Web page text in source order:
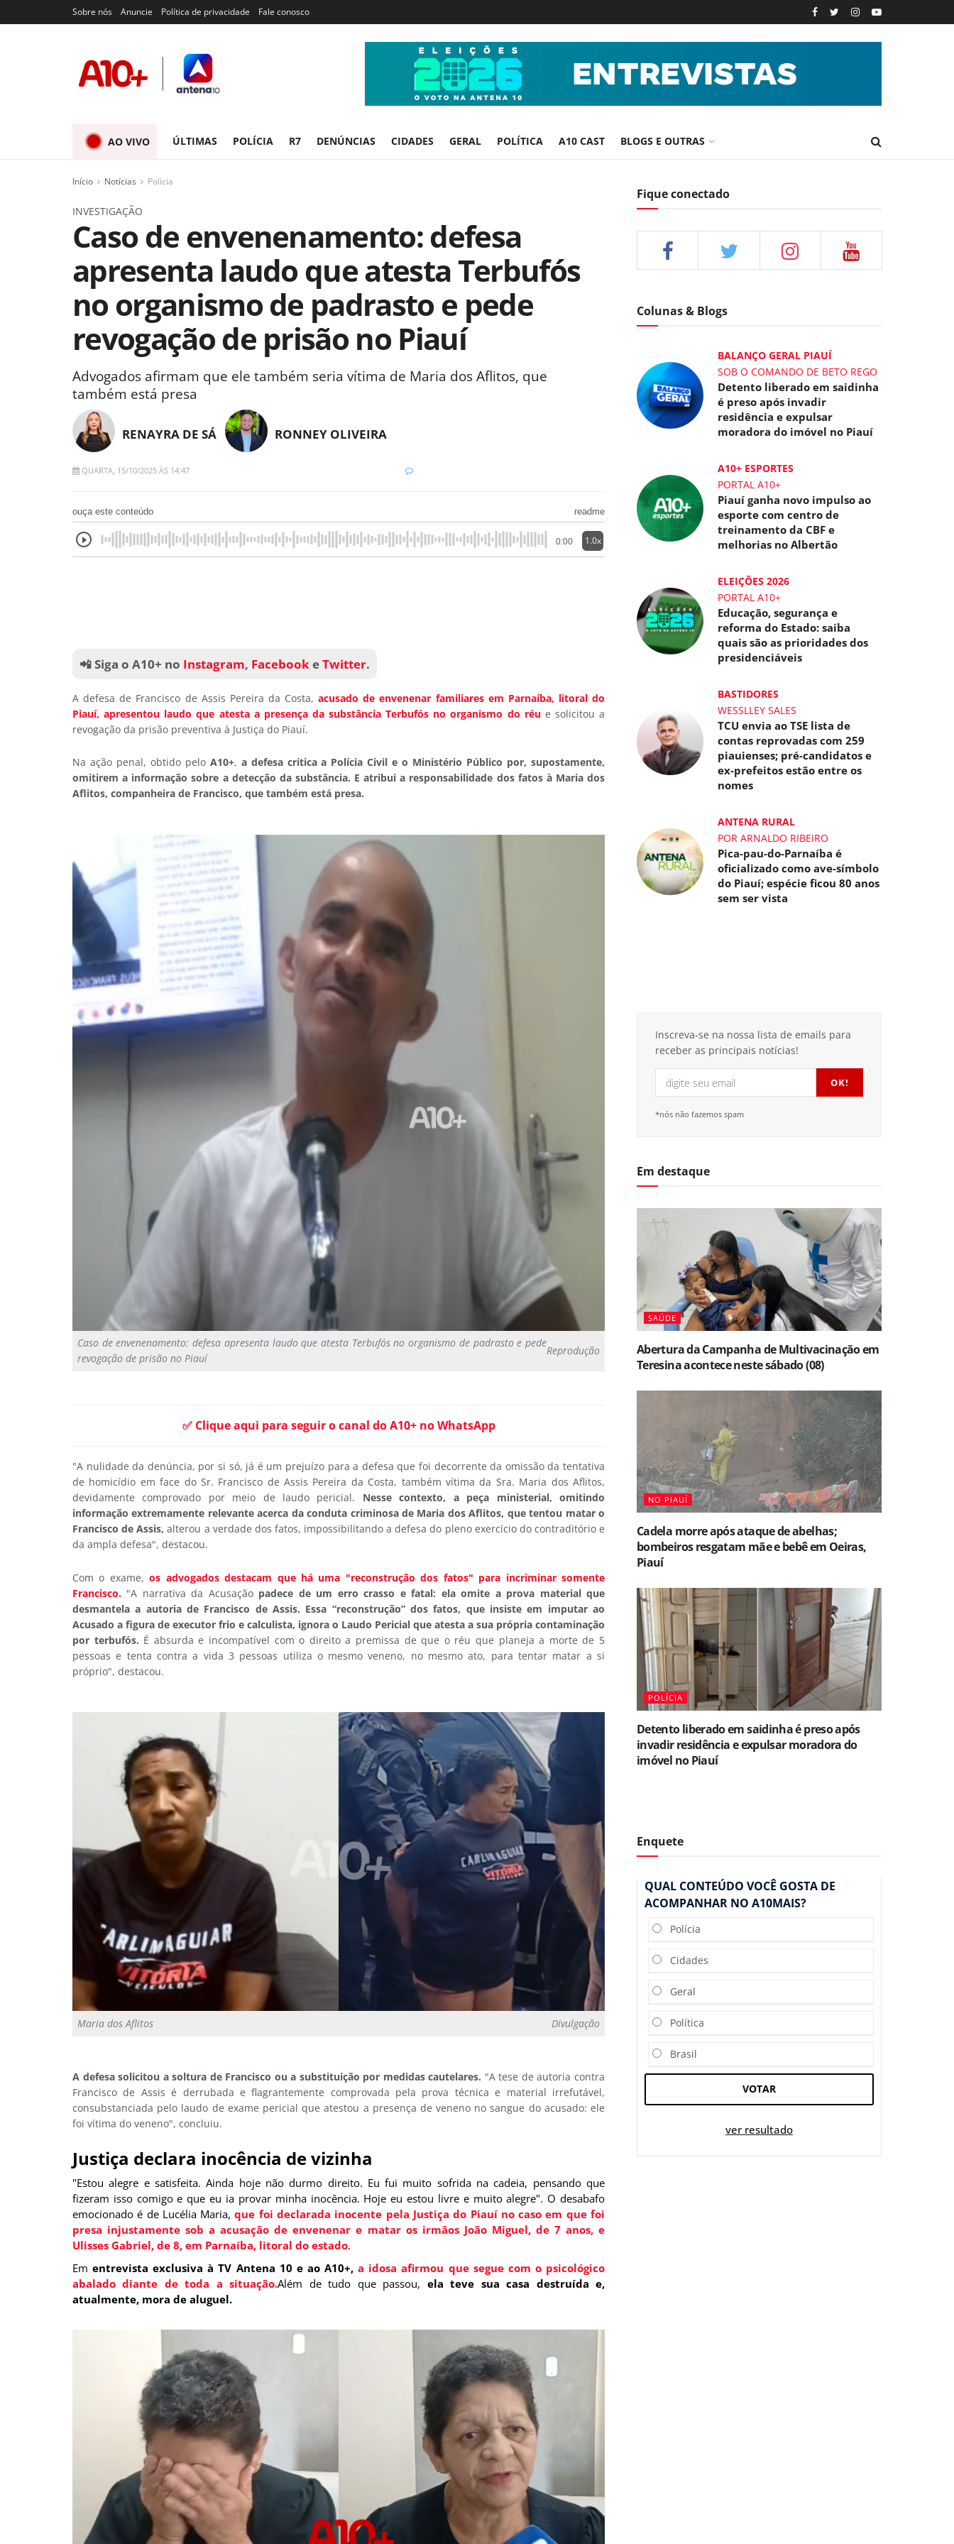
Sobre nós Anuncie Política de privacidade Fale conosco
AO VIVO ÚLTIMAS POLÍCIA R7 DENÚNCIAS CIDADES GERAL POLÍTICA A10 CAST BLOGS E OUTRAS
Início Notícias Polícia
INVESTIGAÇÃO
Caso de envenenamento: defesa
apresenta laudo que atesta Terbufós
no organismo de padrasto e pede
revogação de prisão no Piauí
Advogados afirmam que ele também seria vítima de Maria dos Aflitos, que
também está presa
RENAYRA DE SÁ RONNEY OLIVEIRA
QUARTA, 15/10/2025 ÀS 14:47
ouça este conteúdo readme
0:00 1.0x
📲 Siga o A10+ no Instagram, FacebookeTwitter.
A defesa de Francisco de Assis Pereira da Costa,acusado de envenenar familiares em Parnaíba, litoral do
Piauí, apresentou laudo que atesta a presença da substância Terbufós no organismo do réue solicitou a
revogação da prisão preventiva à Justiça do Piauí.
Na ação penal, obtido pelo A10+, a defesa critica a Polícia Civil e o Ministério Público por, supostamente,
omitirem a informação sobre a detecção da substância. E atribui a responsabilidade dos fatos à Maria dos
Aflitos, companheira de Francisco, que também está presa.
Caso de envenenamento: defesa apresenta laudo que atesta Terbufós no organismo de padrasto e pede
revogação de prisão no Piauí
Reprodução
✅ Clique aqui para seguir o canal do A10+ no WhatsApp
"A nulidade da denúncia, por si só, já é um prejuízo para a defesa que foi decorrente da omissão da tentativa
de homicídio em face do Sr. Francisco de Assis Pereira da Costa, também vítima da Sra. Maria dos Aflitos,
devidamente comprovado por meio de laudo pericial. Nesse contexto, a peça ministerial, omitindo
informação extremamente relevante acerca da conduta criminosa de Maria dos Aflitos, que tentou matar o
Francisco de Assis,alterou a verdade dos fatos, impossibilitando a defesa do pleno exercício do contraditório e
da ampla defesa", destacou.
Com o exame,os advogados destacam que há uma "reconstrução dos fatos" para incriminar somente
Francisco. "A narrativa da Acusação padece de um erro crasso e fatal: ela omite a prova material que
desmantela a autoria de Francisco de Assis. Essa “reconstrução” dos fatos, que insiste em imputar ao
Acusado a figura de executor frio e calculista, ignora o Laudo Pericial que atesta a sua própria contaminação
por terbufós. É absurda e incompatível com o direito a premissa de que o réu que planeja a morte de 5
pessoas e tenta contra a vida 3 pessoas utiliza o mesmo veneno, no mesmo ato, para tentar matar a si
próprio", destacou.
Maria dos Aflitos Divulgação
A defesa solicitou a soltura de Francisco ou a substituição por medidas cautelares. "A tese de autoria contra
Francisco de Assis é derrubada e flagrantemente comprovada pela prova técnica e material irrefutável,
consubstanciada pelo laudo de exame pericial que atestou a presença de veneno no sangue do acusado: ele
foi vítima do veneno", concluiu.
Justiça declara inocência de vizinha
"Estou alegre e satisfeita. Ainda hoje não durmo direito. Eu fui muito sofrida na cadeia, pensando que
fizeram isso comigo e que eu ia provar minha inocência. Hoje eu estou livre e muito alegre". O desabafo
emocionado é de Lucélia Maria,que foi declarada inocente pela Justiça do Piauí no caso em que foi
presa injustamente sob a acusação de envenenar e matar os irmãos João Miguel, de 7 anos, e
Ulisses Gabriel, de 8, em Parnaíba, litoral do estado.
Ementrevista exclusiva à TV Antena 10 e ao A10+,a idosa afirmou que segue com o psicológico
abalado diante de toda a situação.Além de tudo que passou, ela teve sua casa destruída e,
atualmente, mora de aluguel.
Fique conectado
Colunas & Blogs
BALANÇO GERAL PIAUÍ
SOB O COMANDO DE BETO REGO
Detento liberado em saidinha
é preso após invadir
residência e expulsar
moradora do imóvel no Piauí
A10+ ESPORTES
PORTAL A10+
Piauí ganha novo impulso ao
esporte com centro de
treinamento da CBF e
melhorias no Albertão
ELEIÇÕES 2026
PORTAL A10+
Educação, segurança e
reforma do Estado: saiba
quais são as prioridades dos
presidenciáveis
BASTIDORES
WESSLLEY SALES
TCU envia ao TSE lista de
contas reprovadas com 259
piauienses; pré-candidatos e
ex-prefeitos estão entre os
nomes
ANTENA RURAL
POR ARNALDO RIBEIRO
Pica-pau-do-Parnaíba é
oficializado como ave-símbolo
do Piauí; espécie ficou 80 anos
sem ser vista
Inscreva-se na nossa lista de emails para
receber as principais notícias!
*nós não fazemos spam
Em destaque
SAÚDE
Abertura da Campanha de Multivacinação em
Teresina acontece neste sábado (08)
NO PIAUÍ
Cadela morre após ataque de abelhas;
bombeiros resgatam mãe e bebê em Oeiras,
Piauí
POLÍCIA
Detento liberado em saidinha é preso após
invadir residência e expulsar moradora do
imóvel no Piauí
Enquete
QUAL CONTEÚDO VOCÊ GOSTA DE
ACOMPANHAR NO A10MAIS?
Polícia
Cidades
Geral
Política
Brasil
VOTAR
ver resultado